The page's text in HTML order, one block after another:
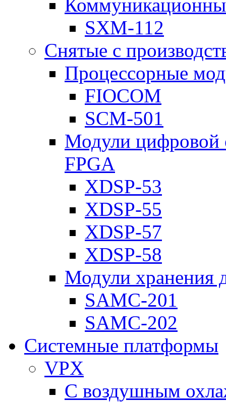
SXM-112
Снятые с
Процессорные
FIOCOM
SCM-501
Модули цифровой
FPGA
XDSP-53
XDSP-55
XDSP-57
XDSP-58
Модули хранения
SAMC-201
SAMC-202
Системные платформы
VPX
С воздушным